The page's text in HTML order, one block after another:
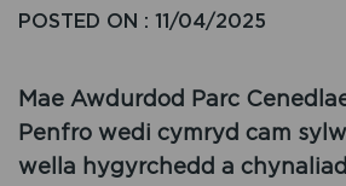
POSTED ON : 11/04/2025
Mae Awdurdod Parc
Penfro wedi cymryd cam
wella hygyrchedd a